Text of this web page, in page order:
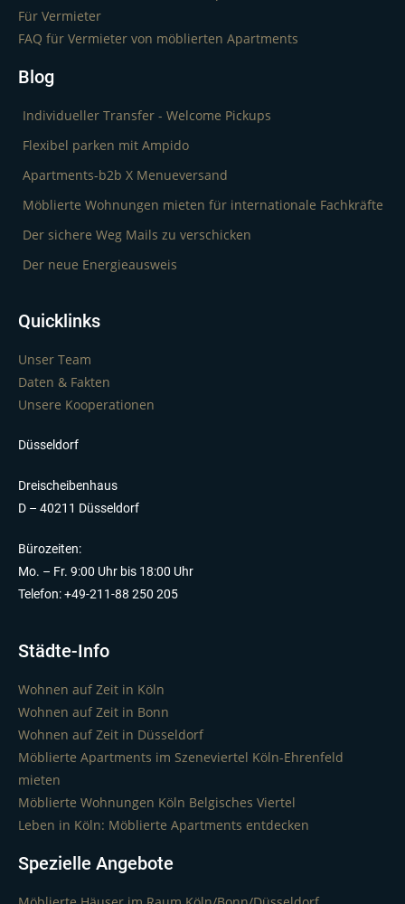
Für Vermieter
FAQ für Vermieter von möblierten Apartments
Blog
Individueller Transfer - Welcome Pickups
Flexibel parken mit Ampido
Apartments-b2b X Menueversand
Möblierte Wohnungen mieten für internationale Fachkräfte
Der sichere Weg Mails zu verschicken
Der neue Energieausweis
Quicklinks
Unser Team
Daten & Fakten
Unsere Kooperationen
Düsseldorf
Dreischeibenhaus
D – 40211 Düsseldorf
Bürozeiten:
Mo. – Fr. 9:00 Uhr bis 18:00 Uhr
Telefon: +49-211-88 250 205
Städte-Info
Wohnen auf Zeit in Köln
Wohnen auf Zeit in Bonn
Wohnen auf Zeit in Düsseldorf
Möblierte Apartments im Szeneviertel Köln-Ehrenfeld
mieten
Möblierte Wohnungen Köln Belgisches Viertel
Leben in Köln: Möblierte Apartments entdecken
Spezielle Angebote